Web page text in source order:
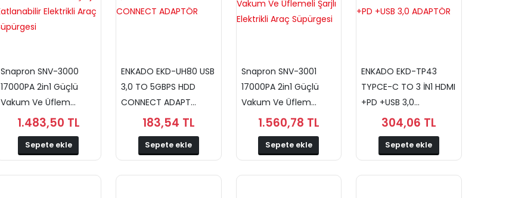
Snapron SNV-3000
17000PA 2in1 Güçlü
Vakum Ve Üflem...
1.483,50 TL
Sepete ekle
ENKADO EKD-UH80 USB
3,0 TO 5GBPS HDD
CONNECT ADAPT...
183,54 TL
Sepete ekle
Snapron SNV-3001
17000PA 2in1 Güçlü
Vakum Ve Üflem...
1.560,78 TL
Sepete ekle
ENKADO EKD-TP43
TYPCE-C TO 3 İN1 HDMI
+PD +USB 3,0...
304,06 TL
Sepete ekle